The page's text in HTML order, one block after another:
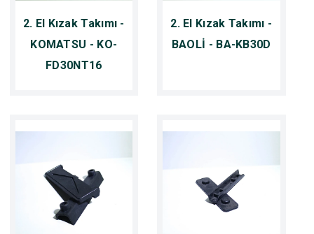
2. El Kızak Takımı -
KOMATSU - KO-
FD30NT16
2. El Kızak Takımı -
BAOLİ - BA-KB30D